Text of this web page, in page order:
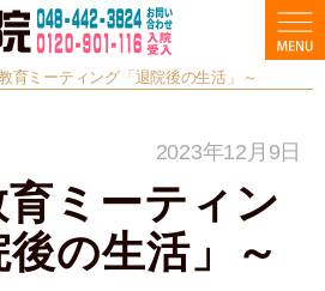
育ミーティング「退院後の生活」～
2023年12月9日
育ミーティン
の生活」～